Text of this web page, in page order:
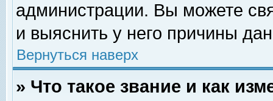
администрации. Вы можете
и выяснить у него причины
Вернуться наверх
» Что такое звание и как